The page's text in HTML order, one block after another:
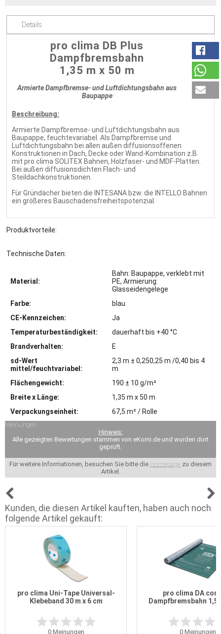
Details
pro clima DB Plus
Dampfbremsbahn
1,35 m x 50 m
Armierte Dampfbremse- und Luftdichtungsbahn aus
Baupappe
Beschreibung:
Armierte Dampfbremse- und Luftdichtungsbahn aus
Baupappe, feuchtevariabel. Als Dampfbremse und
Luftdichtungsbahn bei allen außen diffusionsoffenen
Konstruktionen in Dach, Decke oder Wand-Kombination z.B.
mit pro clima SOLITEX Bahnen, Holzfaser- und MDF-Platten.
Bei außen diffusionsdichten Flach- und
Steildachkonstruktionen.
Für Gründächer bieten die INTESANA bzw. die INTELLO Bahnen
ein größeres Bauschadensfreiheitspotenzial.
Produktvorteile:
Technische Daten:
Material:
Bahn: Baupappe, verklebt mit
PE, Armierung:
Glasseidengelege
Farbe:
blau
CE-Kennzeichen:
Ja
Temperaturbeständigkeit:
dauerhaft bis +40 °C
Brandverhalten:
E
sd-Wert
mittel/feuchtvariabel:
2,3 m ± 0,250,25 m /0,40 bis 4
m
Flächengewicht:
190 ± 10 g/m²
Breite x Länge:
1,35 m x 50 m
Verpackungseinheit:
67,5 m² / Rolle
Meinungen
Hinweis:
Alle gezeigten Bewertungen stammen von eKomi.de und wurden dort
geprüft.
Für weitere Informationen, besuchen Sie bitte die Homepage zu diesem
Artikel.
Kunden, die diesen Artikel kauften, haben auch noch
folgende Artikel gekauft:
pro clima Uni-Tape Universal-
Klebeband 30 m x 6 cm
0Meinungen
pro clima DA
Dampfbremsbahn 1,5
0Meinungen